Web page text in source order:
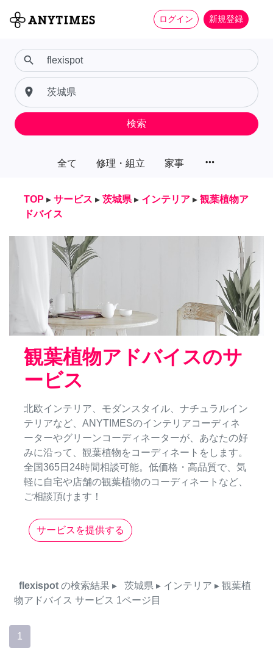
ログイン 新規登録
全て 修理・組立 家事 more_horiz
search
place
検索
TOP ▸ サービス ▸ 茨城県 ▸ インテリア ▸ 観葉植物ア
ドバイス
観葉植物アドバイスのサ
ービス
北欧インテリア、モダンスタイル、ナチュラルイン
テリアなど、ANYTIMESのインテリアコーディネ
ーターやグリーンコーディネーターが、あなたの好
みに沿って、観葉植物をコーディネートをします。
全国365日24時間相談可能。低価格・高品質で、気
軽に自宅や店舗の観葉植物のコーディネートなど、
ご相談頂けます！
サービスを提供する
flexispot の検索結果 ▸ 茨城県 ▸ インテリア ▸ 観葉植
物アドバイス サービス 1ページ目
1